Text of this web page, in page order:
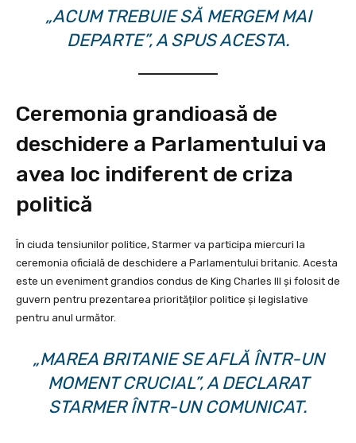
„ACUM TREBUIE SĂ MERGEM MAI
DEPARTE”, A SPUS ACESTA.
Ceremonia grandioasă de
deschidere a Parlamentului va
avea loc indiferent de criza
politică
În ciuda tensiunilor politice, Starmer va participa miercuri la
ceremonia oficială de deschidere a Parlamentului britanic. Acesta
este un eveniment grandios condus de King Charles III și folosit de
guvern pentru prezentarea priorităților politice și legislative
pentru anul următor.
„MAREA BRITANIE SE AFLĂ ÎNTR-UN
MOMENT CRUCIAL”, A DECLARAT
STARMER ÎNTR-UN COMUNICAT.